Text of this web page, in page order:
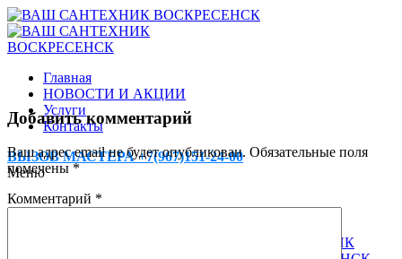
Главная
НОВОСТИ И АКЦИИ
Услуги
Контакты
ВЫЗОВ МАСТЕРА +7(967)151-24-00
Меню
Добавить комментарий
Ваш адрес email не будет опубликован. Обязательные поля
помечены*
Комментарий *